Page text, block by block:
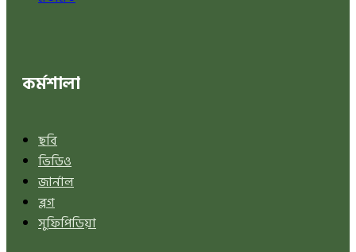
কর্মশালা
ছবি
ভিডিও
জার্নাল
ব্লগ
সুফিপিডিয়া